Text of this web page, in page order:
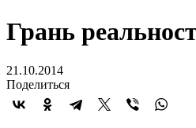
Грань
21.10.2014
Поделиться